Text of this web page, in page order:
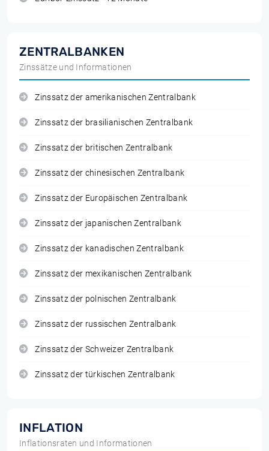
ZENTRALBANKEN
Zinssätze und Informationen
Zinssatz der amerikanischen Zentralbank
Zinssatz der brasilianischen Zentralbank
Zinssatz der britischen Zentralbank
Zinssatz der chinesischen Zentralbank
Zinssatz der Europäischen Zentralbank
Zinssatz der japanischen Zentralbank
Zinssatz der kanadischen Zentralbank
Zinssatz der mexikanischen Zentralbank
Zinssatz der polnischen Zentralbank
Zinssatz der russischen Zentralbank
Zinssatz der Schweizer Zentralbank
Zinssatz der türkischen Zentralbank
INFLATION
Inflationsraten und Informationen